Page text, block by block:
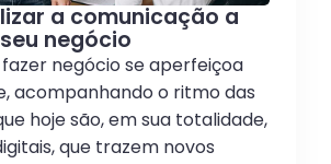
a comunicação a
negócio
negócio se aperfeiçoa
acompanhando o ritmo das
hoje são, em sua totalidade,
que trazem novos